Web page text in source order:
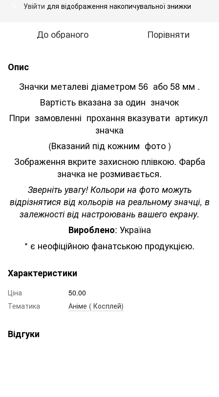
Увійти для відображення накопичувальної знижки
До обраного Порівняти
Опис
Значки металеві діаметром 56 або 58 мм .
Вартість вказана за один значок
Ппри замовленні прохання вказувати артикул
значка
(Вказаний під кожним фото )
Зображення вкрите захисною плівкою. Фарба
значка не розмивається.
Зверніть увагу! Кольори на фото можуть
відрізнятися від кольорів на реальному значці, в
залежності від настроювань вашего екрану.
Вироблено: Україна
* є неофіційною фанатською продукцією.
Характеристики
Ціна
50.00
Тематика
Аніме ( Косплей)
Відгуки